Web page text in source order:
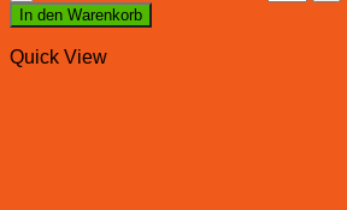
In den Warenkorb
Quick View